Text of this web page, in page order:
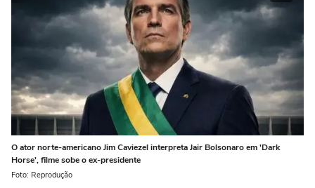
O ator norte-americano Jim Caviezel interpreta Jair Bolsonaro em 'Dark
Horse', filme sobe o ex-presidente
Foto: Reprodução